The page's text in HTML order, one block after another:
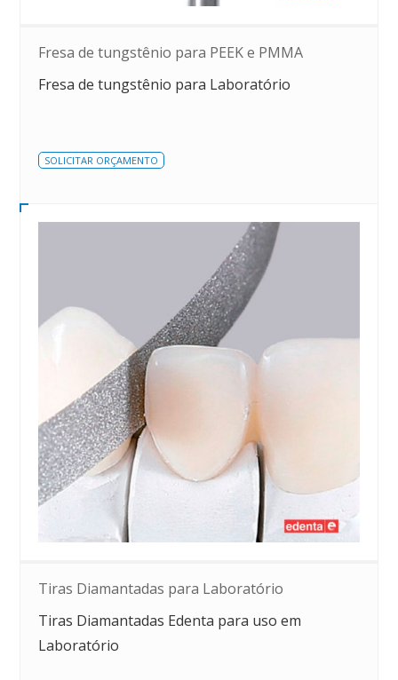
Fresa de tungstênio para PEEK e PMMA
Fresa de tungstênio para Laboratório
SOLICITAR ORÇAMENTO
Tiras Diamantadas para Laboratório
Tiras Diamantadas Edenta para uso em
Laboratório